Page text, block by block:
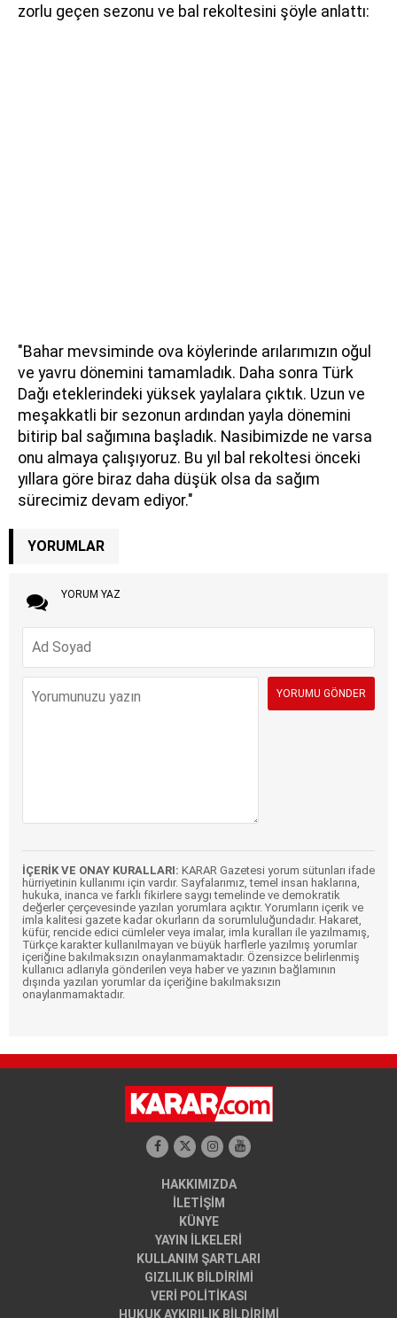
zorlu geçen sezonu ve bal rekoltesini şöyle anlattı:
"Bahar mevsiminde ova köylerinde arılarımızın oğul
ve yavru dönemini tamamladık. Daha sonra Türk
Dağı eteklerindeki yüksek yaylalara çıktık. Uzun ve
meşakkatli bir sezonun ardından yayla dönemini
bitirip bal sağımına başladık. Nasibimizde ne varsa
onu almaya çalışıyoruz. Bu yıl bal rekoltesi önceki
yıllara göre biraz daha düşük olsa da sağım
sürecimiz devam ediyor."
YORUMLAR
YORUM YAZ
İÇERİK VE ONAY KURALLARI: KARAR Gazetesi yorum sütunları ifade
hürriyetinin kullanımı için vardır. Sayfalarımız, temel insan haklarına,
hukuka, inanca ve farklı fikirlere saygı temelinde ve demokratik
değerler çerçevesinde yazılan yorumlara açıktır. Yorumların içerik ve
imla kalitesi gazete kadar okurların da sorumluluğundadır. Hakaret,
küfür, rencide edici cümleler veya imalar, imla kuralları ile yazılmamış,
Türkçe karakter kullanılmayan ve büyük harflerle yazılmış yorumlar
içeriğine bakılmaksızın onaylanmamaktadır. Özensizce belirlenmiş
kullanıcı adlarıyla gönderilen veya haber ve yazının bağlamının
dışında yazılan yorumlar da içeriğine bakılmaksızın
onaylanmamaktadır.
HAKKIMIZDA
İLETİŞİM
KÜNYE
YAYIN İLKELERİ
KULLANIM ŞARTLARI
GIZLILIK BİLDİRİMİ
VERİ POLİTİKASI
HUKUK AYKIRILIK BİLDİRİMİ